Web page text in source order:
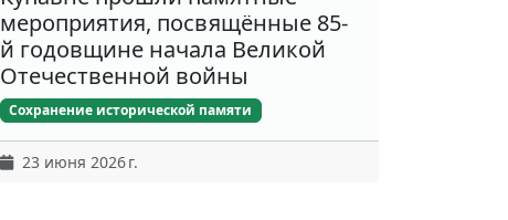
мероприятия, посвящённые 85-
й годовщине начала Великой
Отечественной войны
Сохранение исторической памяти
23 июня 2026 г.